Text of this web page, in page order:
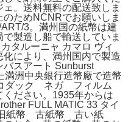
。送料無料の配送致しま
ためNCNRでお願いしま
3。満州国の紙幣は建
製造し船で輸送していま
タルーニャ カマロ ヴィ
により、満州国内で製造
バスアート Sunburst
満洲中央銀行造幣廠で造幣
コダック ネガ フィルム
ださい。1935年からは
FULL MATIC 33 タイ
旧紙幣 古紙幣 古い紙